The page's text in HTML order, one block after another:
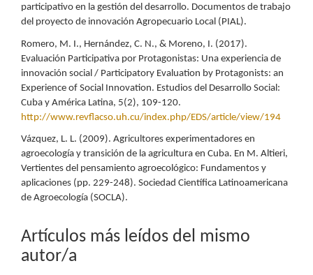
participativo en la gestión del desarrollo. Documentos de trabajo
del proyecto de innovación Agropecuario Local (PIAL).
Romero, M. I., Hernández, C. N., & Moreno, I. (2017).
Evaluación Participativa por Protagonistas: Una experiencia de
innovación social / Participatory Evaluation by Protagonists: an
Experience of Social Innovation. Estudios del Desarrollo Social:
Cuba y América Latina, 5(2), 109-120.
http://www.revflacso.uh.cu/index.php/EDS/article/view/194
Vázquez, L. L. (2009). Agricultores experimentadores en
agroecología y transición de la agricultura en Cuba. En M. Altieri,
Vertientes del pensamiento agroecológico: Fundamentos y
aplicaciones (pp. 229-248). Sociedad Científica Latinoamericana
de Agroecología (SOCLA).
Artículos más leídos del mismo
autor/a